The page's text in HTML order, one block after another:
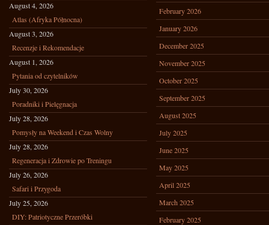
August 4, 2026
Atlas (Afryka Północna)
August 3, 2026
Recenzje i Rekomendacje
August 1, 2026
Pytania od czytelników
July 30, 2026
Poradniki i Pielęgnacja
July 28, 2026
Pomysły na Weekend i Czas Wolny
July 28, 2026
Regeneracja i Zdrowie po Treningu
July 26, 2026
Safari i Przygoda
July 25, 2026
DIY: Patriotyczne Przeróbki
February 2026
January 2026
December 2025
November 2025
October 2025
September 2025
August 2025
July 2025
June 2025
May 2025
April 2025
March 2025
February 2025